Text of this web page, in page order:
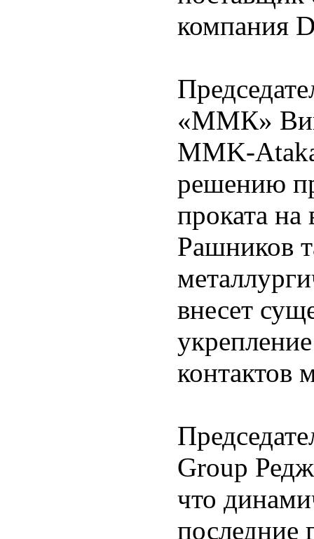
компания
«ММК»
MMK-
решению
проката
Рашников
внесет
контактов
Group
что
последние